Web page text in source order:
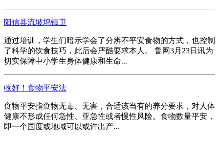
阳信县流坡坞镇卫
通过培训，学生们暗示学会了分辨不平安食物的方式，也控制
了科学的饮食技巧，此后会严酷要求本人。 鲁网3月23日讯为
切实保障中小学生身体健康和生命...
收好！食物平安法
食物平安指食物无毒、无害，合适该当有的养分要求，对人体
健康不形成任何急性、亚急性或者慢性风险。食物数量平安，
即一个国度或地域可以或许出产...